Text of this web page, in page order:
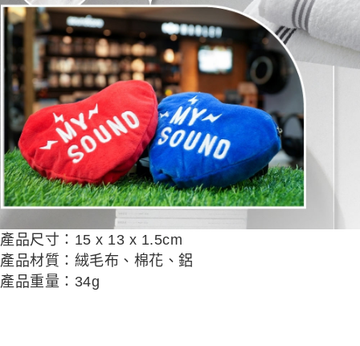
產品尺寸： 15 x 13 x 1.5cm
產品材質：絨毛布、棉花、鋁
產品重量： 34g